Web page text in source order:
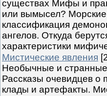
существах Мифы и
или вымысел?
классификация
ангелов. Откуда
характеристики
Мистические явления
Необычные и
Рассказы очевидцев о
клады и артефакты.